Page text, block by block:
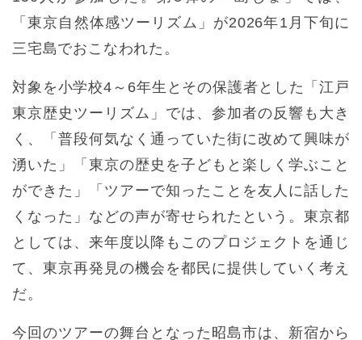
「東京自然体感ツーリズム」が2026年1月下旬に
三宅島でおこなわれた。
対象を小学校4～6年生とその保護者とした「江戸
東京歴史ツーリズム」では、参加者の反響も大き
く、「普段何気なく通っていた街に改めて興味が
湧いた」「東京の歴史を子どもと楽しく学ぶこと
ができた」「ツアーで知ったことを友人に話した
くなった」などの声が寄せられたという。東京都
としては、来年度以降もこのプロジェクトを通じ
て、東京再発見の機会を都民に提供していく考え
だ。
今回のツアーの舞台となった昭島市は、新宿から